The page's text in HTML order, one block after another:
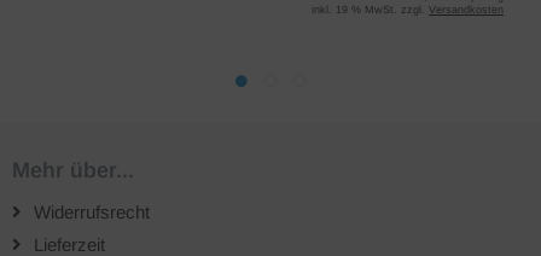
inkl. 19 % MwSt. zzgl. Versandkosten
Mehr über...
Widerrufsrecht
Lieferzeit